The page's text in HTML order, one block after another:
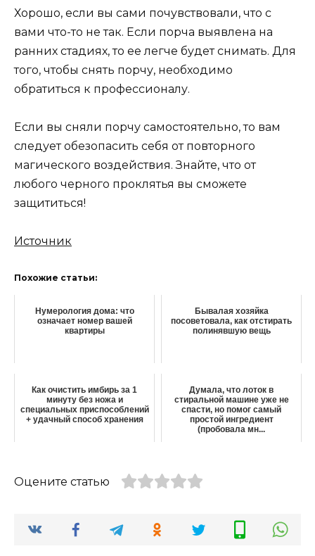
Хорошо, если вы сами почувствовали, что с
вами что-то не так. Если порча выявлена на
ранних стадиях, то ее легче будет снимать. Для
того, чтобы снять порчу, необходимо
обратиться к профессионалу.
Если вы сняли порчу самостоятельно, то вам
следует обезопасить себя от повторного
магического воздействия. Знайте, что от
любого черного проклятья вы сможете
защититься!
Источник
Похожие статьи:
Нумерология дома: что
означает номер вашей
квартиры
Бывалая хозяйка
посоветовала, как отстирать
полинявшую вещь
Как очистить имбирь за 1
минуту без ножа и
специальных приспособлений
+ удачный способ хранения
Думала, что лоток в
стиральной машине уже не
спасти, но помог самый
простой ингредиент
(пробовала мн...
Оцените статью